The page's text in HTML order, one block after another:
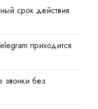
срок действия
приходится
звонки без